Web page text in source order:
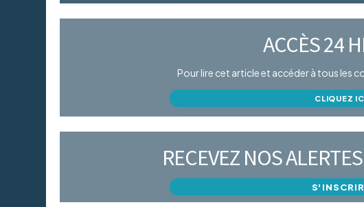
ACCÈS 24
Pour lire cet article et accéder à tous les
CLIQUEZ
RECEVEZ NOS